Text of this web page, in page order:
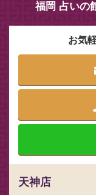
福岡 占いの
お気
天神店